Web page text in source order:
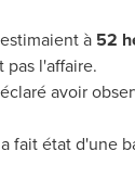
à 52
l'affaire.
avoir
fait état d'une